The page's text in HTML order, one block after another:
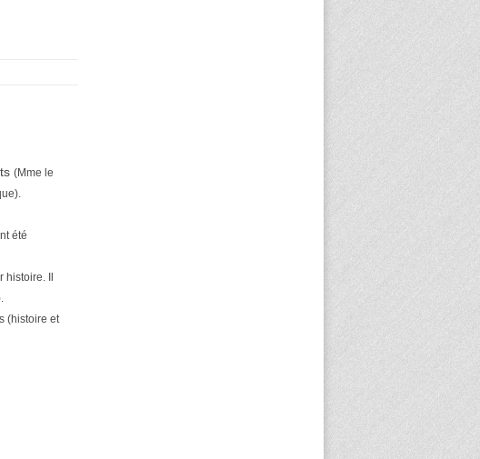
(Mme le
été
Il
(histoire et